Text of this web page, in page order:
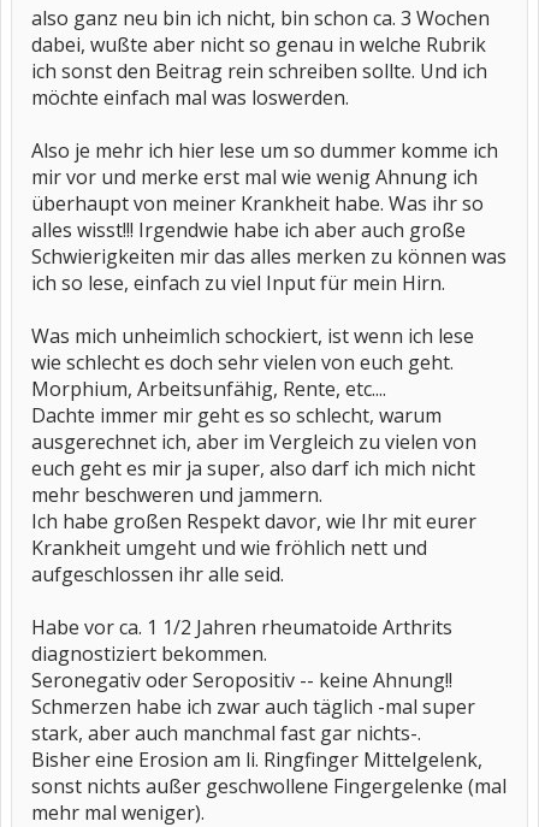
also ganz neu bin ich nicht, bin schon ca. 3 Wochen
dabei, wußte aber nicht so genau in welche Rubrik
ich sonst den Beitrag rein schreiben sollte. Und ich
möchte einfach mal was loswerden.
Also je mehr ich hier lese um so dummer komme ich
mir vor und merke erst mal wie wenig Ahnung ich
überhaupt von meiner Krankheit habe. Was ihr so
alles wisst!!! Irgendwie habe ich aber auch große
Schwierigkeiten mir das alles merken zu können was
ich so lese, einfach zu viel Input für mein Hirn.
Was mich unheimlich schockiert, ist wenn ich lese
wie schlecht es doch sehr vielen von euch geht.
Morphium, Arbeitsunfähig, Rente, etc....
Dachte immer mir geht es so schlecht, warum
ausgerechnet ich, aber im Vergleich zu vielen von
euch geht es mir ja super, also darf ich mich nicht
mehr beschweren und jammern.
Ich habe großen Respekt davor, wie Ihr mit eurer
Krankheit umgeht und wie fröhlich nett und
aufgeschlossen ihr alle seid.
Habe vor ca. 1 1/2 Jahren rheumatoide Arthrits
diagnostiziert bekommen.
Seronegativ oder Seropositiv -- keine Ahnung!!
Schmerzen habe ich zwar auch täglich -mal super
stark, aber auch manchmal fast gar nichts-.
Bisher eine Erosion am li. Ringfinger Mittelgelenk,
sonst nichts außer geschwollene Fingergelenke (mal
mehr mal weniger).